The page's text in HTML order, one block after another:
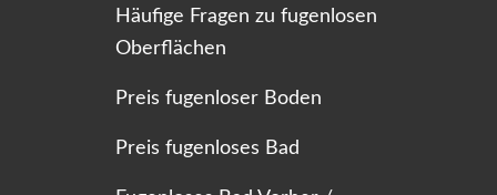
Häufige Fragen zu fugenlosen
Oberflächen
Preis fugenloser Boden
Preis fugenloses Bad